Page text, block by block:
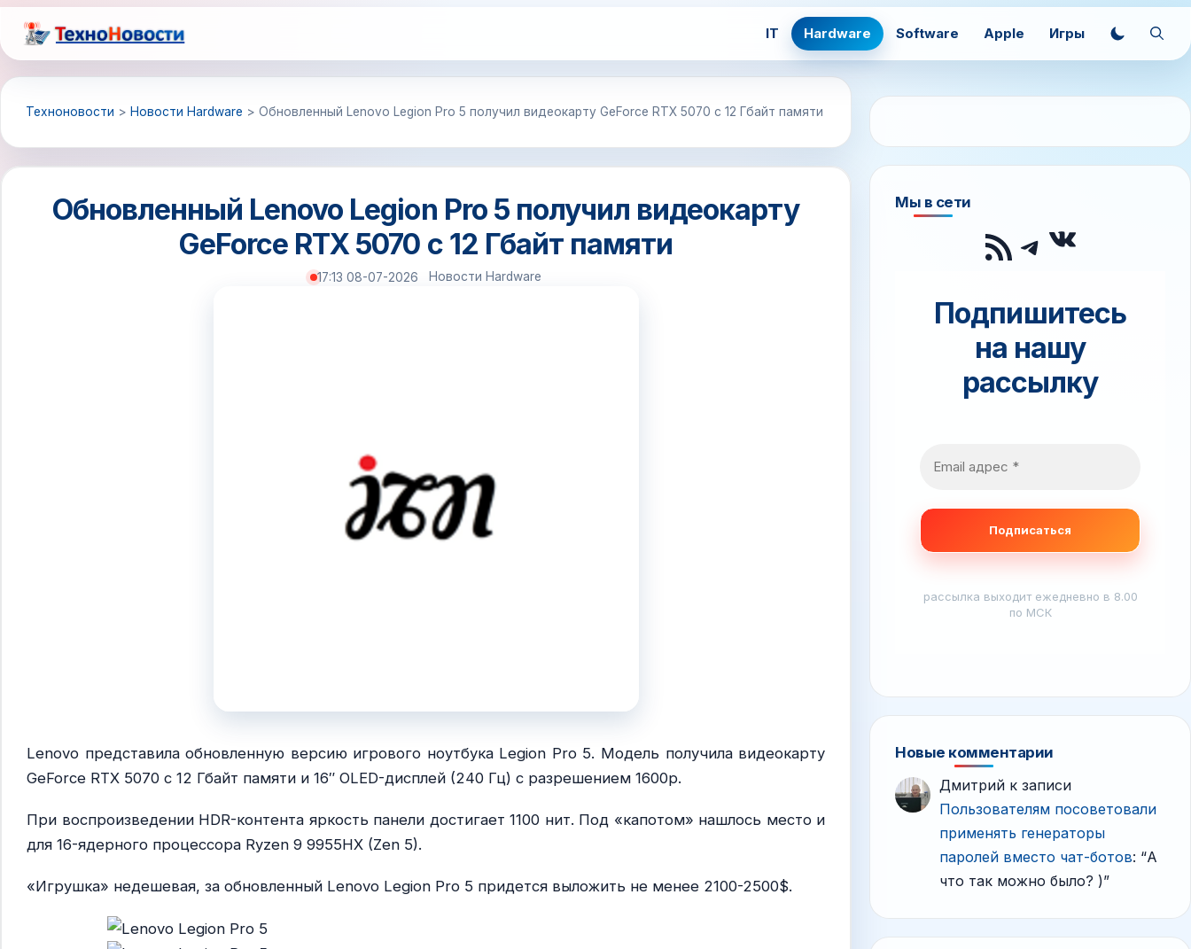
Перейти
к
содержимому
IT Hardware Software Apple Игры
Техноновости > Новости Hardware > Обновленный Lenovo Legion Pro 5 получил видеокарту GeForce RTX 5070 с 12 Гбайт памяти
Обновленный Lenovo Legion Pro 5 получил видеокарту
GeForce RTX 5070 с 12 Гбайт памяти
17:13 08-07-2026 Новости Hardware
Lenovo представила обновленную версию игрового ноутбука Legion Pro 5. Модель получила видеокарту
GeForce RTX 5070 с 12 Гбайт памяти и 16″ OLED-дисплей (240 Гц) с разрешением 1600p.
При воспроизведении HDR-контента яркость панели достигает 1100 нит. Под «капотом» нашлось место и
для 16-ядерного процессора Ryzen 9 9955HX (Zen 5).
«Игрушка» недешевая, за обновленный Lenovo Legion Pro 5 придется выложить не менее 2100-2500$.
Мы в сети
RSS-лента
Telegram
Подпишитесь
на нашу
рассылку
рассылка выходит ежедневно в 8.00
по МСК
Новые комментарии
Дмитрий к записи
Пользователям посоветовали
применять генераторы
паролей вместо чат-ботов: “А
что так можно было? )”